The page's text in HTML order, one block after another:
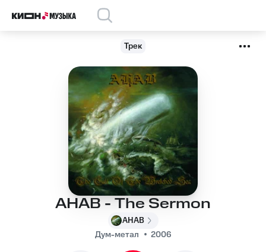
Трек
AHAB - The Sermon
AHAB
Дум-метал
2006